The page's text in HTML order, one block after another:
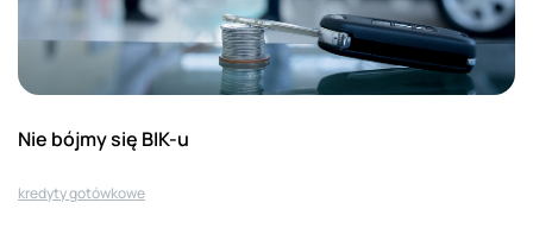
Nie bójmy się BIK-u
kredyty gotówkowe